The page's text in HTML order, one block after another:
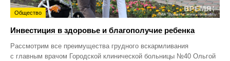
Общество
Инвестиция в здоровье и благополучие ребенка
Рассмотрим все преимущества грудного вскармливания
с главным врачом Городской клинической больницы №40 Ольгой